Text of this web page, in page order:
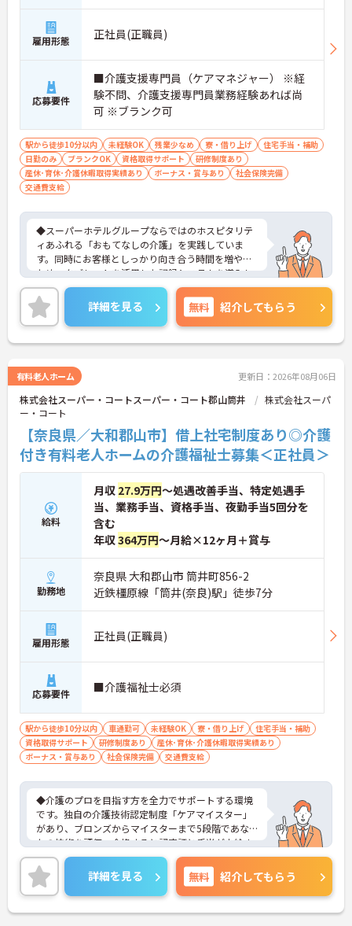
雇用形態 正社員(正職員)
応募要件
■介護支援専門員（ケアマネジャー） ※経
験不問、介護支援専門員業務経験あれば尚
可 ※ブランク可
駅から徒歩10分以内 未経験OK 残業少なめ 寮・借り上げ
住宅手当・補助
日勤のみ
ブランクOK 資格取得サポート
研修制度あり
産休･育休･介護休暇取得実績あり
ボーナス・賞与あり
社会保険完備
交通費支給
◆スーパーホテルグループならではのホスピタリテ
ィあふれる「おもてなしの介護」を実践していま
す。同時にお客様としっかり向き合う時間を増やす
ため、タブレットを活用した記録システムを導入し
て業務の効率化も進めています。お客様一人ひとり
の人生に深く寄り添えるやりがいのあるお仕事で
す。
◆部署や施設を超えてスタッフ同士で「ありがと
う」のバッジを送り合える「サンクスバッジ」制度
が行き交うほど活発で、日々の感謝を大切にする文
化が根付いています。風通しが良く親身になってく
れる仲間が多いので、壁にぶつかっても安心して相
談できるあたたかい雰囲気です。
◆プロの介護集団を目指す独自の介護技術認定制度
「ケアマイスター」あり！また半年に1回「目標管
理シート」を作成し、月に1回上司と面談を行うこ
とで、自身の成長をしっかり実感しながら働けま
詳細を見る 無料 紹介してもらう
有料老人ホーム 更新日：2026年08月06日
株式会社スーパー・コートスーパー・コート郡山筒井
株式会社スーパ
ー・コート
【奈良県／大和郡山市】借上社宅制度あり◎介護
付き有料老人ホームの介護福祉士募集＜正社員＞
給料
月収 27.9万円～処遇改善手当、特定処遇手
当、業務手当、資格手当、夜勤手当5回分を
含む
年収364万円～月給×12ヶ月＋賞与
勤務地
奈良県 大和郡山市 筒井町856-2
近鉄橿原線「筒井(奈良)駅」徒歩7分
雇用形態 正社員(正職員)
応募要件 ■介護福祉士必須
駅から徒歩10分以内 車通勤可 未経験OK 寮・借り上げ
住宅手当・補助
資格取得サポート
研修制度あり
産休･育休･介護休暇取得実績あり
ボーナス・賞与あり
社会保険完備 交通費支給
◆介護のプロを目指す方を全力でサポートする環境
です。独自の介護技術認定制度「ケアマイスター」
があり、ブロンズからマイスターまで5段階であな
たの技術を評価。合格すると認定証と手当が支給さ
れます。
◆スタッフ同士の繋がりを大切にするため「サンク
スバッジ」という素敵な制度を導入しています。ス
マホやパソコンから、部署や施設を超えた仲間に
「ありがとう」のバッジを送り合う仕組みで、毎月
詳細を見る 無料 紹介してもらう